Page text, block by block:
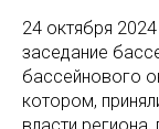
24 октября
заседание
бассейнового
котором,